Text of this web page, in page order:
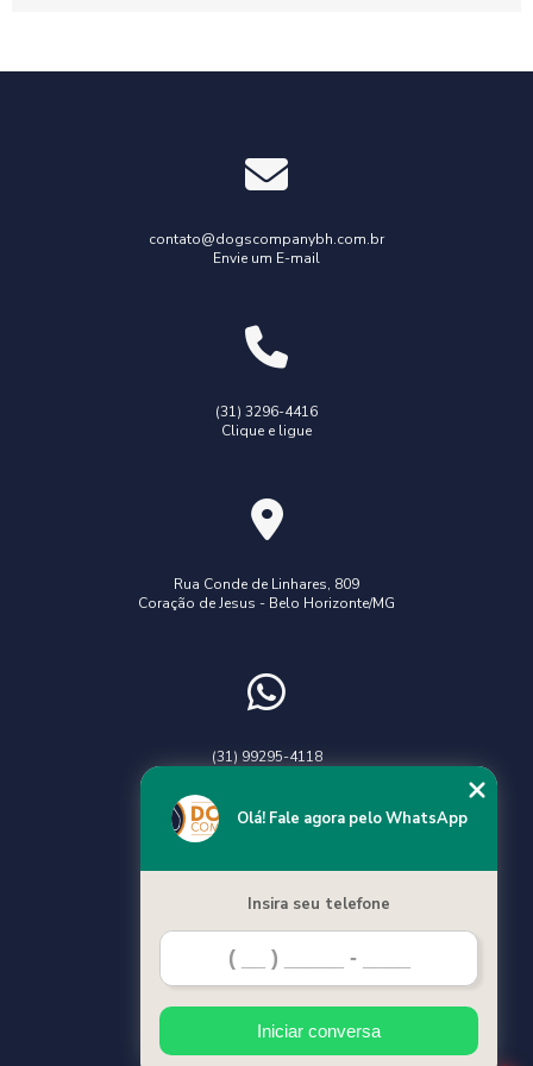
contato@dogscompanybh.com.br
Envie um E-mail
(31) 3296-4416
Clique e ligue
Rua Conde de Linhares, 809
Coração de Jesus - Belo Horizonte/MG
(31) 99295-4118
Home
Categorias
Contato
Olá! Fale agora pelo WhatsApp
Insira seu telefone
Iniciar conversa